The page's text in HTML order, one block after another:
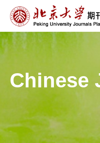
Chinese